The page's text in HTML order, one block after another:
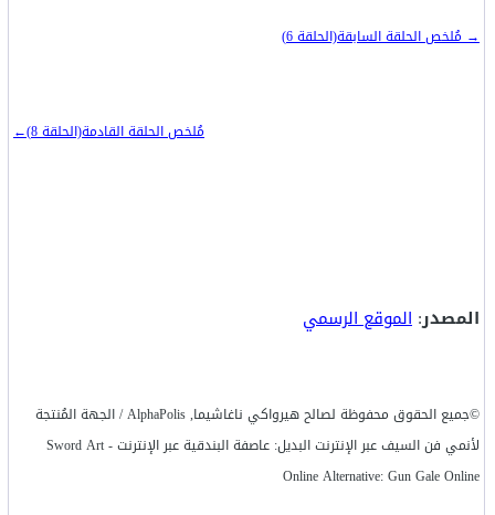
→ مُلخص الحلقة السابقة(الحلقة 6)
مُلخص الحلقة القادمة(الحلقة 8)←
المصدر: الموقع الرسمي
©جميع الحقوق محفوظة لصالح هيرواكي ناغاشيما, AlphaPolis / الجهة المُنتجة
لأنمي فن السيف عبر الإنترنت البديل: عاصفة البندقية عبر الإنترنت - Sword Art
Online Alternative: Gun Gale Online